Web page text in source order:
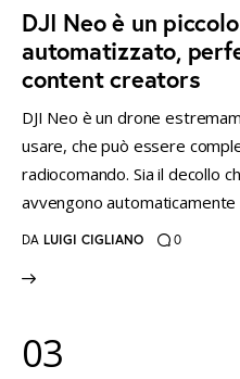
DJI Neo è un
automatizzato,
content creators
DJI Neo è un drone
usare, che può essere
radiocomando. Sia il decollo
avvengono
DA LUIGI CIGLIANO 0
03